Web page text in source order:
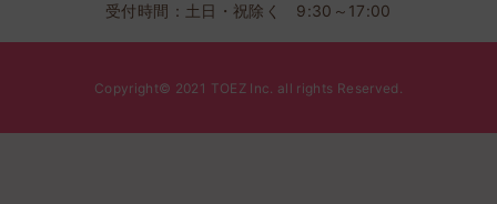
受付時間：土日・祝除く 9:30～17:00
Copyright© 2021 TOEZ Inc. all rights Reserved.